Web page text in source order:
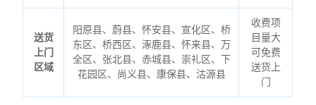
送货
上门
区域
阳原县、蔚县、怀安县、宣化区、桥
东区、桥西区、涿鹿县、怀来县、万
全区、张北县、赤城县、崇礼区、下
花园区、尚义县、康保县、沽源县
收费项
目量大
可免费
送货上
门